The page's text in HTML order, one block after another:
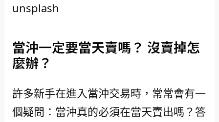
unsplash
當沖一定要當天賣嗎？ 沒賣掉怎
麼辦？
許多新手在進入當沖交易時，常常會有一
個疑問：當沖真的必須在當天賣出嗎？答